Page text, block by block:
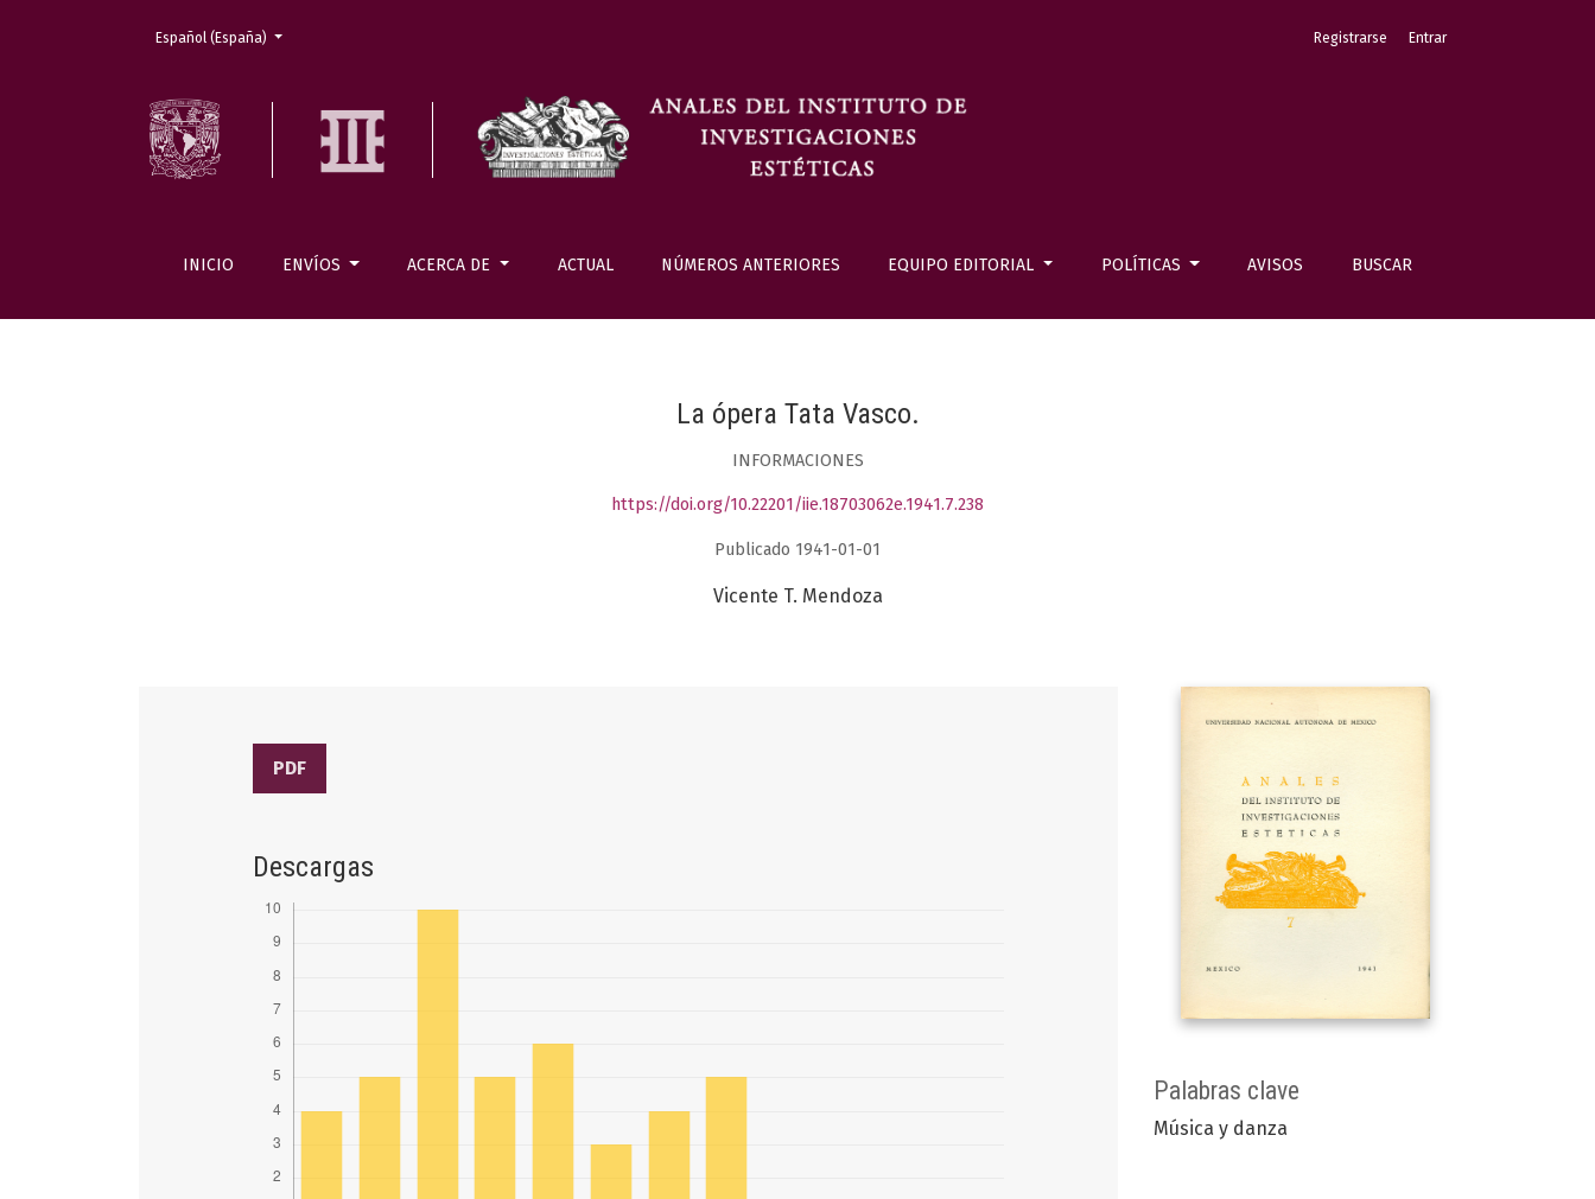
INICIO ENVÍOS ACERCA DE ACTUAL NÚMEROS ANTERIORES EQUIPO EDITORIAL POLÍTICAS AVISOS BUSCAR
Registrarse Entrar
Cambiar el idioma. El actual es:
Español (España)
La ópera Tata Vasco.
INFORMACIONES
https://doi.org/10.22201/iie.18703062e.1941.7.238
Publicado 1941-01-01
Vicente T. Mendoza
Palabras clave
Música y danza
PDF
Descargas